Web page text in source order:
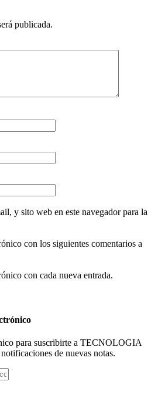
publicada.
y sito web en este navegador para la
con los siguientes comentarios a
con cada nueva entrada.
para suscribirte a TECNOLOGIA
de nuevas notas.